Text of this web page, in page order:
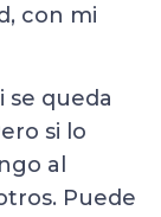
con mi
se queda
si lo
al
Puede